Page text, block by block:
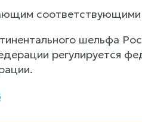
шельфа
регулируется